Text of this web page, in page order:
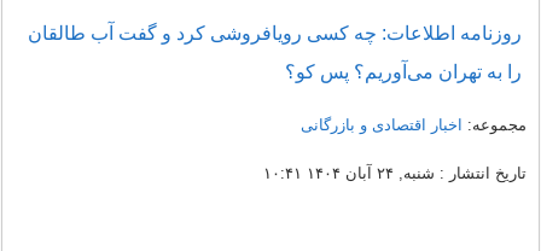
روزنامه اطلاعات: چه کسی رویافروشی کرد و گفت آب طالقان
را به تهران می‌آوریم؟ پس کو؟
مجموعه: اخبار اقتصادی و بازرگانی
تاریخ انتشار : شنبه, ۲۴ آبان ۱۴۰۴ ۱۰:۴۱